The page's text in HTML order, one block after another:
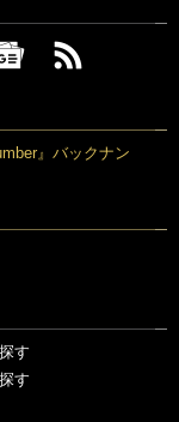
』バックナン
す
す